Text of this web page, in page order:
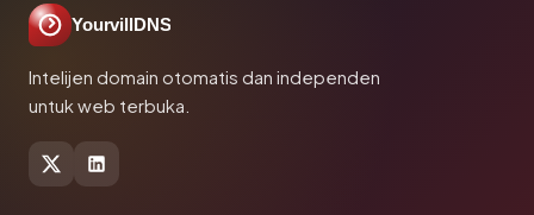
YourvillDNS
Intelijen domain otomatis dan independen
untuk web terbuka.